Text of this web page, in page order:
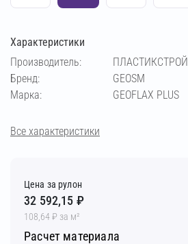
Характеристики
Производитель:
ПЛАСТИКСТРОЙ
Бренд:
GEOSM
Марка:
GEOFLAX PLUS
Все характеристики
Цена за рулон
32 592,15 ₽
108,64 ₽ за м²
Расчет материала